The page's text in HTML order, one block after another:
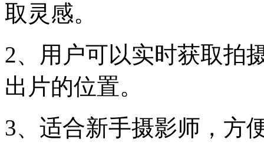
取灵感。
2、用户可以实时获取拍
出片的位置。
3、适合新手摄影师，方